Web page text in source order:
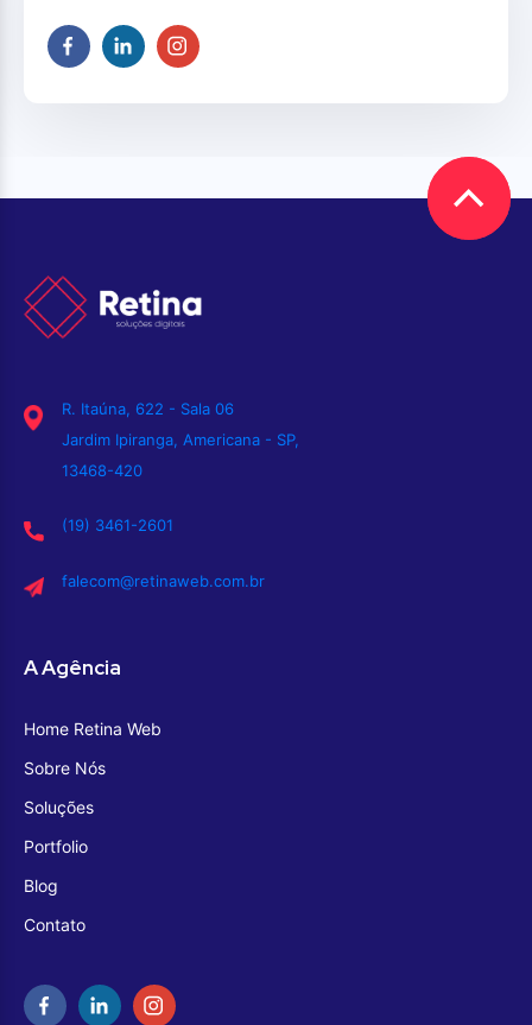
R. Itaúna, 622 - Sala 06
Jardim Ipiranga, Americana - SP,
13468-420
(19) 3461-2601
falecom@retinaweb.com.br
A Agência
Home Retina Web
Sobre Nós
Soluções
Portfolio
Blog
Contato